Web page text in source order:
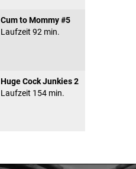
Cum to Mommy #5
Laufzeit 92 min.
Huge Cock Junkies 2
Laufzeit 154 min.